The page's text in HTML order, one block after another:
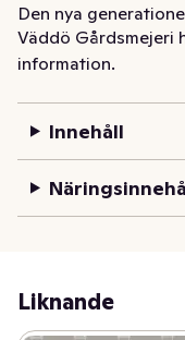
Den nya
svensktillverkade
Med
Väddö Gårdsmejeri
information.
Innehåll
Liknande